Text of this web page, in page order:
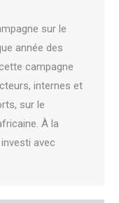
sur le
année des
campagne
internes et
sur le
À la
avec